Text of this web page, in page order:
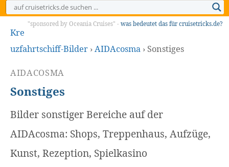
"sponsored by Oceania Cruises" - was bedeutet das für cruisetricks.de?
Kre
uzfahrtschiff-Bilder ›AIDAcosma ›Sonstiges
AIDACOSMA
Sonstiges
Bilder sonstiger Bereiche auf der
AIDAcosma: Shops, Treppenhaus, Aufzüge,
Kunst, Rezeption, Spielkasino